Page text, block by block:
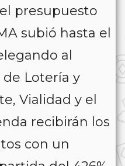
presupuesto
subió hasta el
al
Lotería y
Vialidad y el
recibirán los
con un